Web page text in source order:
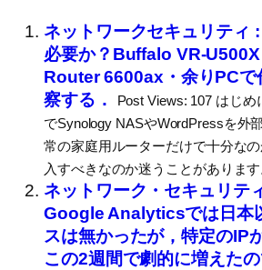
ネットワークセキュリティ
必要か？Buffalo VR-
Router 6600ax・余りPCで
察する．
Post Views: 107 はじ
でSynology NASやWordPressを外
常の家庭用ルーターだけで十分な
入すべきなのか迷うことがありま
ネットワーク・セキュリテ
Google Analyticsでは日本
スは無かったが，特定のIP
この2週間で劇的に増えた